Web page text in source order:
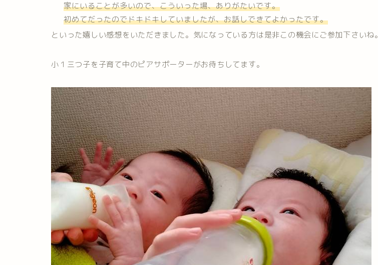
家にいることが多いので、こういった場、ありがたいです。
初めてだったのでドキドキしていましたが、お話しできてよかったです。
といった嬉しい感想をいただきました。気になっている方は是非この機会にご参加下さいね。
小１三つ子を子育て中のピアサポーターがお待ちしてます。